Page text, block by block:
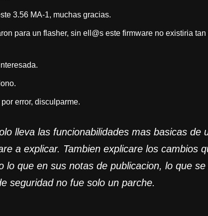
3.56 MA-1, muchas gracias.
para un flasher, sin ell@s este firmware no existiria
error, disculparme.
lleva las funcionabilidades mas basicas de
a explicar. Tambien explicare los cambios
lo que en sus notas de publicacion, lo que
seguridad no fue solo un parche.